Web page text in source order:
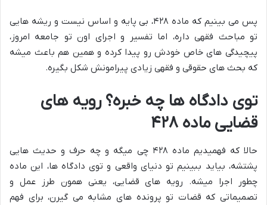
پس می بینیم که ماده ۴۲۸، بی پایه و اساس نیست و ریشه هایی
تو مباحث فقهی داره، اما تفسیر و اجرای اون تو جامعه امروز،
پیچیدگی های خاص خودش رو پیدا کرده و همین هم باعث میشه
که بحث های حقوقی و فقهی زیادی پیرامونش شکل بگیره.
توی دادگاه ها چه خبره؟ رویه های
قضایی ماده ۴۲۸
حالا که فهمیدیم ماده ۴۲۸ چی میگه و چه حرف و حدیث هایی
پشتشه، بیاید ببینیم تو دنیای واقعی و توی دادگاه ها، این ماده
چطور اجرا میشه. رویه های قضایی، یعنی همون طرز عمل و
تصمیماتی که قضات تو پرونده های مشابه می گیرن، برای فهم